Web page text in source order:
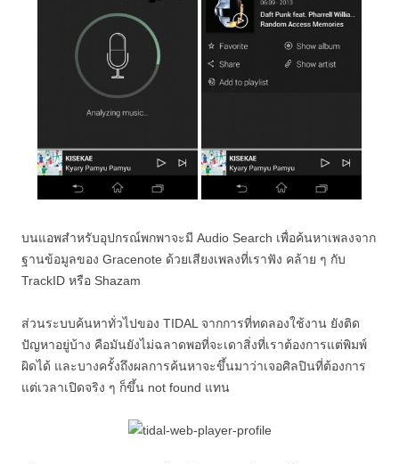
บนแอพสำหรับอุปกรณ์พกพาจะมี Audio Search เพื่อค้นหาเพลงจาก
ฐานข้อมูลของ Gracenote ด้วยเสียงเพลงที่เราฟัง คล้าย ๆ กับ
TrackID หรือ Shazam
ส่วนระบบค้นหาทั่วไปของ TIDAL จากการที่ทดลองใช้งาน ยังติด
ปัญหาอยู่บ้าง คือมันยังไม่ฉลาดพอที่จะเดาสิ่งที่เราต้องการแต่พิมพ์
ผิดได้ และบางครั้งถึงผลการค้นหาจะขึ้นมาว่าเจอศิลปินที่ต้องการ
แต่เวลาเปิดจริง ๆ ก็ขึ้น not found แทน